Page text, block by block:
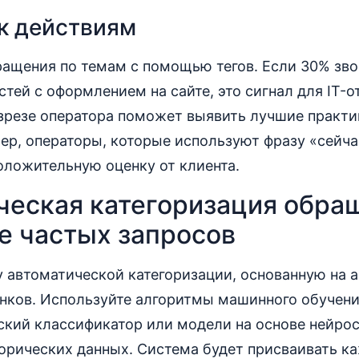
действиям
по темам с помощью тегов. Если 30%
с оформлением на сайте, это сигнал для IT-
оператора поможет выявить лучшие
операторы, которые используют фразу
оценку от клиента.
категоризация
частых запросов
категоризации, основанную на
Используйте алгоритмы машинного
классификатор или модели на основе
данных. Система будет присваивать